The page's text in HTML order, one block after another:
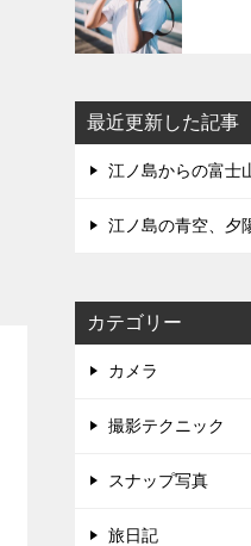
最近更新した記事
江ノ島からの富士
江ノ島の青空、夕
カテゴリー
カメラ
撮影テクニック
スナップ写真
旅日記